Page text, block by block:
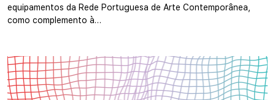
equipamentos da Rede Portuguesa de Arte Contemporânea,
como complemento à…